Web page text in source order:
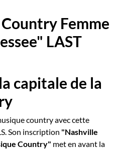
Femme
LAST
capitale de la
country avec cette
Son inscription "Nashville
Country" met en avant la